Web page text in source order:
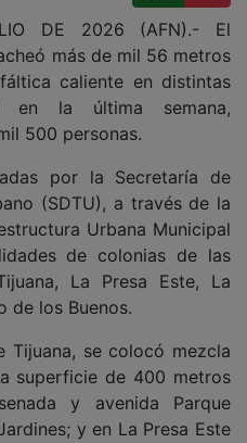
DE 2026 (AFN).- El
más de mil 56 metros
caliente en distintas
en la última semana,
500 personas.
por la Secretaría de
(SDTU), a través de la
Urbana Municipal
de colonias de las
La Presa Este, La
de los Buenos.
Tijuana, se colocó mezcla
superficie de 400 metros
y avenida Parque
y en La Presa Este